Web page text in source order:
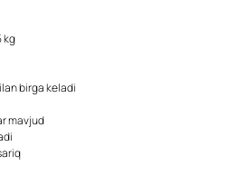
kg
birga keladi
mavjud